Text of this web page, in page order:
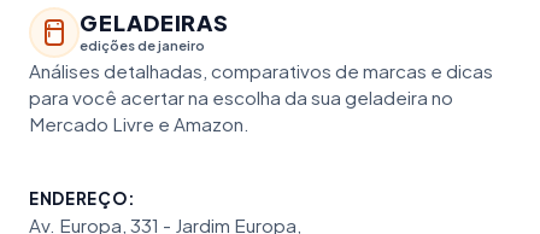
GELADEIRAS
edições de janeiro
Análises detalhadas, comparativos de marcas e dicas
para você acertar na escolha da sua geladeira no
Mercado Livre e Amazon.
ENDEREÇO:
Av. Europa, 331 - Jardim Europa,